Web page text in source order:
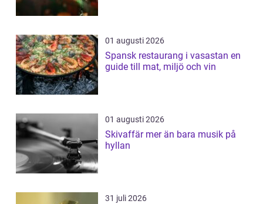
01 augusti 2026
Spansk restaurang i vasastan en
guide till mat, miljö och vin
01 augusti 2026
Skivaffär mer än bara musik på
hyllan
31 juli 2026